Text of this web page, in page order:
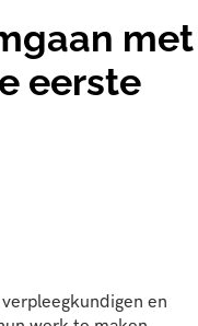
met
eerste
en